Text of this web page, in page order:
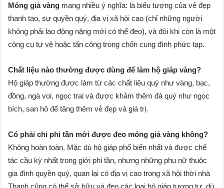
Móng giả vàng mang nhiều ý nghĩa: là biểu tượng của vẻ đẹp
thanh tao, sự quyền quý, địa vị xã hội cao (chỉ những người
không phải lao động nặng mới có thể đeo), và đôi khi còn là một
công cụ tự vệ hoặc tấn công trong chốn cung đình phức tạp.
Chất liệu nào thường được dùng để làm hộ giáp vàng?
Hộ giáp thường được làm từ các chất liệu quý như vàng, bạc,
đồng, ngà voi, ngọc trai và được khảm thêm đá quý như ngọc
bích, san hô để tăng thêm vẻ đẹp và giá trị.
Có phải chỉ phi tần mới được đeo móng giả vàng không?
Không hoàn toàn. Mặc dù hộ giáp phổ biến nhất và được chế
tác cầu kỳ nhất trong giới phi tần, nhưng những phụ nữ thuộc
gia đình quyền quý, quan lại có địa vị cao trong xã hội thời nhà
Thanh cũng có thể sở hữu và đeo các loại hộ giáp tương tự, dù